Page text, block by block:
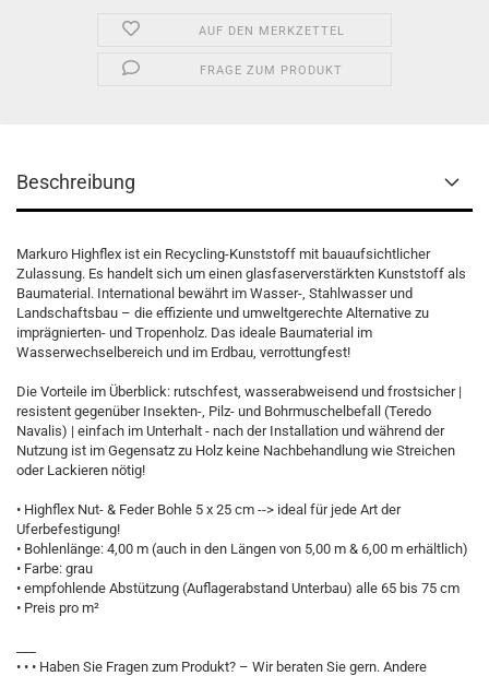
AUF DEN MERKZETTEL
FRAGE ZUM PRODUKT
Beschreibung
Markuro Highflex ist ein Recycling-Kunststoff mit bauaufsichtlicher
Zulassung. Es handelt sich um einen glasfaserverstärkten Kunststoff als
Baumaterial. International bewährt im Wasser-, Stahlwasser und
Landschaftsbau – die effiziente und umweltgerechte Alternative zu
imprägnierten- und Tropenholz. Das ideale Baumaterial im
Wasserwechselbereich und im Erdbau, verrottungfest!
Die Vorteile im Überblick: rutschfest, wasserabweisend und frostsicher |
resistent gegenüber Insekten-, Pilz- und Bohrmuschelbefall (Teredo
Navalis) | einfach im Unterhalt - nach der Installation und während der
Nutzung ist im Gegensatz zu Holz keine Nachbehandlung wie Streichen
oder Lackieren nötig!
• Highflex Nut- & Feder Bohle 5 x 25 cm --> ideal für jede Art der
Uferbefestigung!
• Bohlenlänge: 4,00 m (auch in den Längen von 5,00 m & 6,00 m erhältlich)
• Farbe: grau
• empfohlende Abstützung (Auflagerabstand Unterbau) alle 65 bis 75 cm
• Preis pro m²
• • • Haben Sie Fragen zum Produkt? – Wir beraten Sie gern. Andere